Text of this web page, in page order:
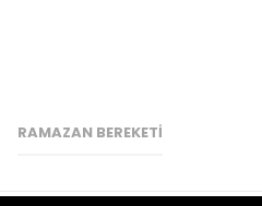
RAMAZAN BEREKETI